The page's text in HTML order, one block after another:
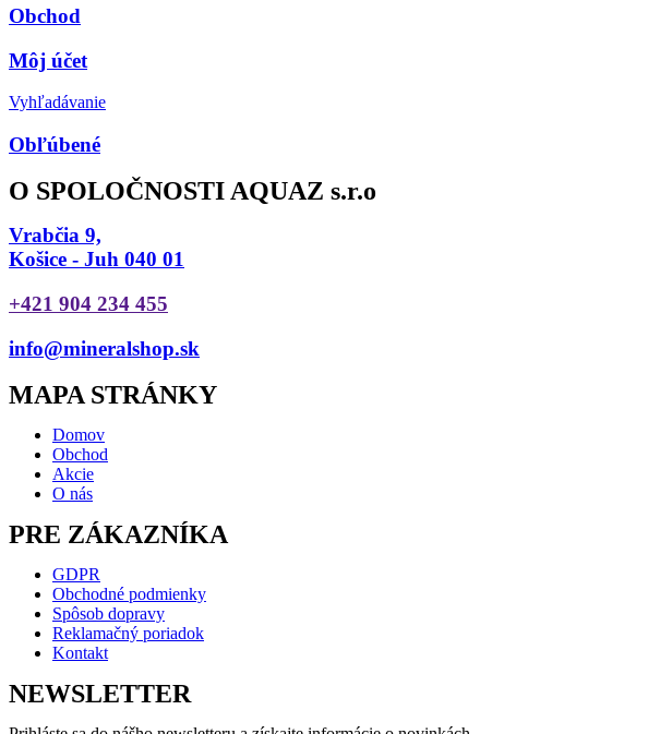
Obchod
Môj účet
Vyhľadávanie
Obľúbené
O SPOLOČNOSTI AQUAZ s.r.o
Vrabčia 9,
Košice - Juh 040 01
+421 904 234 455
info@mineralshop.sk
MAPA STRÁNKY
Domov
Obchod
Akcie
O nás
PRE ZÁKAZNÍKA
GDPR
Obchodné podmienky
Spôsob dopravy
Reklamačný poriadok
Kontakt
NEWSLETTER